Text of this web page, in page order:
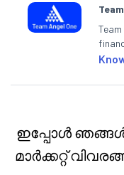
ഇപ്പോൾ
മാർക്കറ്റ്